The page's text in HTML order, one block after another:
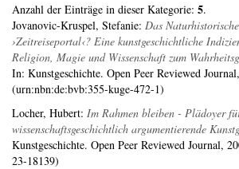
Anzahl der Einträge in dieser Kategorie: 5.
Jovanovic-Kruspel, Stefanie: Das
›Zeitreiseportal‹? Eine kunstgeschichtliche
Religion, Magie und Wissenschaft zum
In: Kunstgeschichte. Open Peer Reviewed
(urn:nbn:de:bvb:355-kuge-472-1)
Locher, Hubert: Im Rahmen bleiben - Plädoyer
wissenschaftsgeschichtlich argumentierende
Kunstgeschichte. Open Peer Reviewed Journal,
23-18139)